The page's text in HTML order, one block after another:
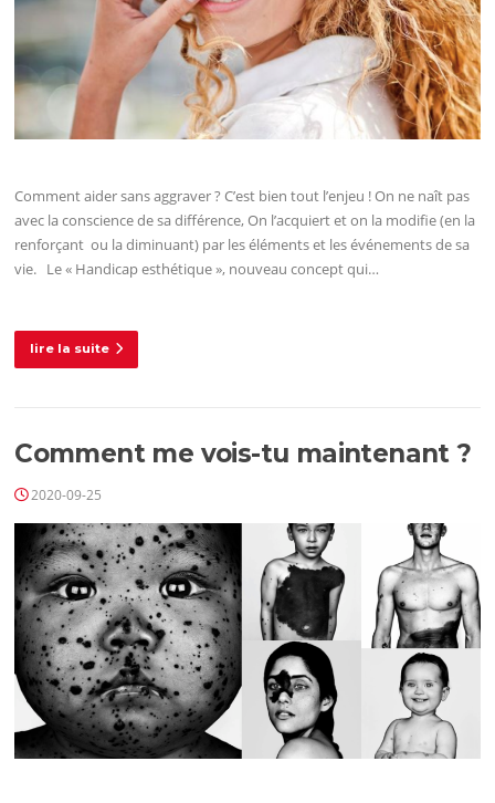
Comment aider sans aggraver ? C’est bien tout l’enjeu ! On ne naît pas
avec la conscience de sa différence, On l’acquiert et on la modifie (en la
renforçant ou la diminuant) par les éléments et les événements de sa
vie. Le « Handicap esthétique », nouveau concept qui…
lire la suite
Comment me vois-tu maintenant ?
2020-09-25